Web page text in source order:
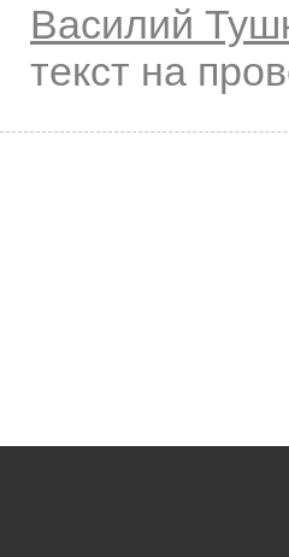
Василий
текст на